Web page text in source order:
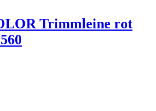
Trimmleine rot